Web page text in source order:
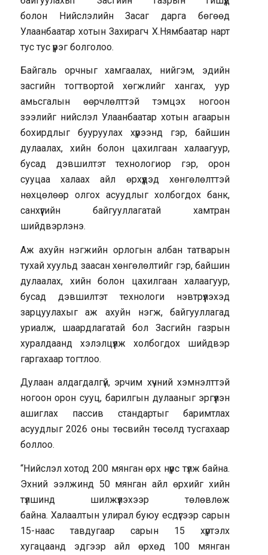
болон Нийслэлийн Засаг дарга бөгөөд
Улаанбаатар хотын Захирагч Х.Нямбаатар нарт
тус тус үүрэг болголоо.
Байгаль орчныг хамгаалах, нийгэм, эдийн
засгийн тогтвортой хөгжлийг хангах, уур
амьсгалын өөрчлөлттэй тэмцэх ногоон
зээлийг нийслэл Улаанбаатар хотын агаарын
бохирдлыг бууруулах хүрээнд гэр, байшин
дулаалах, хийн болон цахилгаан халаагуур,
бусад дэвшилтэт технологиор гэр, орон
сууцаа халаах айл өрхүүдэд хөнгөлөлттэй
нөхцөлөөр олгох асуудлыг холбогдох банк,
санхүүгийн байгууллагатай хамтран
шийдвэрлэнэ.
Аж ахуйн нэгжийн орлогын албан татварын
тухай хуульд заасан хөнгөлөлтийг гэр, байшин
дулаалах, хийн болон цахилгаан халаагуур,
бусад дэвшилтэт технологи нэвтрүүлэхэд
зарцуулахыг аж ахуйн нэгж, байгууллагад
уриалж, шаардлагатай бол Засгийн газрын
хуралдаанд хэлэлцүүлж холбогдох шийдвэр
гаргахаар тогтлоо.
Дулаан алдагдалгүй, эрчим хүчний хэмнэлттэй
ногоон орон сууц, барилгын дулааныг эргүүлэн
ашиглах пассив стандартыг баримтлах
асуудлыг 2026 оны төсвийн төсөлд тусгахаар
боллоо.
“Нийслэл хотод 200 мянган өрх нүүрс түлж байна.
Эхний ээлжинд 50 мянган айл өрхийг хийн
түлшинд шилжүүлэхээр төлөвлөж
байна. Халаалтын улирал буюу есдүгээр сарын
15-наас тавдугаар сарын 15 хүртэлх
хугацаанд эдгээр айл өрхөд 100 мянган